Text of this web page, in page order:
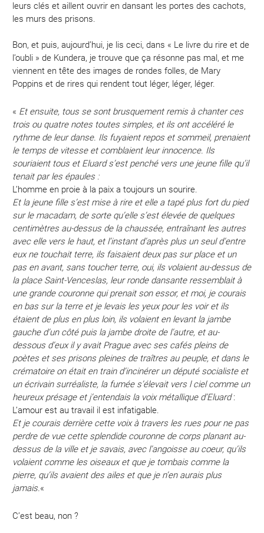
leurs clés et aillent ouvrir en dansant les portes des cachots,
les murs des prisons.
Bon, et puis, aujourd’hui, je lis ceci, dans « Le livre du rire et de
l’oubli » de Kundera, je trouve que ça résonne pas mal, et me
viennent en tête des images de rondes folles, de Mary
Poppins et de rires qui rendent tout léger, léger, léger.
« Et ensuite, tous se sont brusquement remis à chanter ces
trois ou quatre notes toutes simples, et ils ont accéléré le
rythme de leur danse. Ils fuyaient repos et sommeil, prenaient
le temps de vitesse et comblaient leur innocence. Ils
souriaient tous et Eluard s’est penché vers une jeune fille qu’il
tenait par les épaules :
L’homme en proie à la paix a toujours un sourire.
Et la jeune fille s’est mise à rire et elle a tapé plus fort du pied
sur le macadam, de sorte qu’elle s’est élevée de quelques
centimètres au-dessus de la chaussée, entraînant les autres
avec elle vers le haut, et l’instant d’après plus un seul d’entre
eux ne touchait terre, ils faisaient deux pas sur place et un
pas en avant, sans toucher terre, oui, ils volaient au-dessus de
la place Saint-Venceslas, leur ronde dansante ressemblait à
une grande couronne qui prenait son essor, et moi, je courais
en bas sur la terre et je levais les yeux pour les voir et ils
étaient de plus en plus loin, ils volaient en levant la jambe
gauche d’un côté puis la jambe droite de l’autre, et au-
dessous d’eux il y avait Prague avec ses cafés pleins de
poètes et ses prisons pleines de traîtres au peuple, et dans le
crématoire on était en train d’incinérer un député socialiste et
un écrivain surréaliste, la fumée s’élevait vers l ciel comme un
heureux présage et j’entendais la voix métallique d’Eluard:
L’amour est au travail il est infatigable.
Et je courais derrière cette voix à travers les rues pour ne pas
perdre de vue cette splendide couronne de corps planant au-
dessus de la ville et je savais, avec l’angoisse au coeur, qu’ils
volaient comme les oiseaux et que je tombais comme la
pierre, qu’ils avaient des ailes et que je n’en aurais plus
jamais.«
C’est beau, non ?